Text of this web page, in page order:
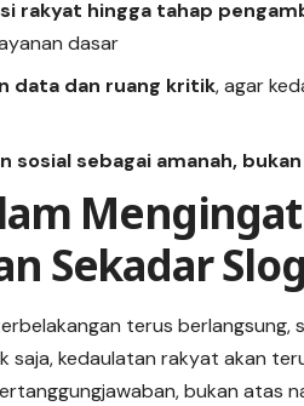
rakyat hingga tahap
dasar
data dan ruang kritik, agar
sosial sebagai amanah,
Sekadar
terus berlangsung,
saja, kedaulatan rakyat akan
bukan atas